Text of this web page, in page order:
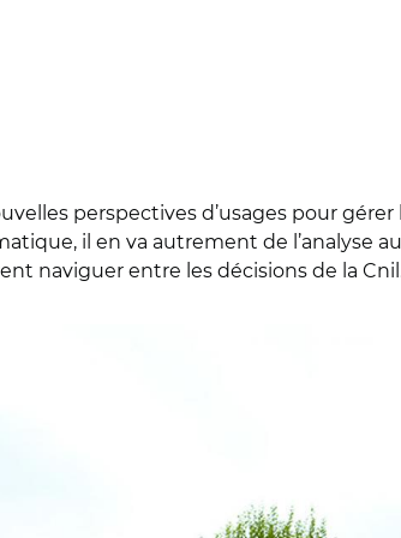
perspectives d’usages pour
il en va autrement de l’analyse
naviguer entre les décisions de la